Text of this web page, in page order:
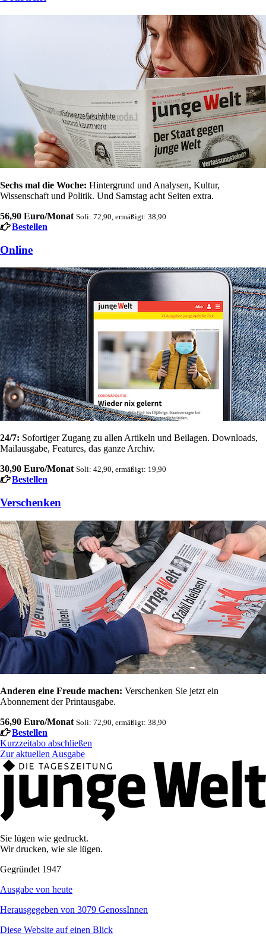
Sechs mal die Woche: Hintergrund und Analysen, Kultur,
Wissenschaft und Politik. Und Samstag acht Seiten extra.
56,90 Euro/Monat Soli: 72,90, ermäßigt: 38,90
Bestellen
Online
24/7: Sofortiger Zugang zu allen Artikeln und Beilagen. Downloads,
Mailausgabe, Features, das ganze Archiv.
30,90 Euro/Monat Soli: 42,90, ermäßigt: 19,90
Bestellen
Verschenken
Anderen eine Freude machen: Verschenken Sie jetzt ein
Abonnement der Printausgabe.
56,90 Euro/Monat Soli: 72,90, ermäßigt: 38,90
Bestellen
Kurzzeitabo abschließen
Zur aktuellen Ausgabe
Sie lügen wie gedruckt.
Wir drucken, wie sie lügen.
Gegründet 1947
Ausgabe von heute
Herausgegeben von 3079 GenossInnen
Diese Website auf einen Blick